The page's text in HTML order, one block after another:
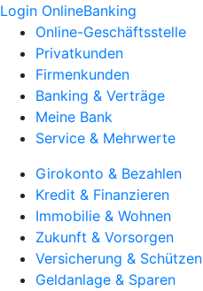
Login OnlineBanking
Online-Geschäftsstelle
Privatkunden
Firmenkunden
Banking & Verträge
Meine Bank
Service & Mehrwerte
Girokonto & Bezahlen
Kredit & Finanzieren
Immobilie & Wohnen
Zukunft & Vorsorgen
Versicherung & Schützen
Geldanlage & Sparen